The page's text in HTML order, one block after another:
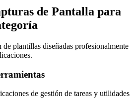
de Pantalla para
plantillas diseñadas profesionalmente
de gestión de tareas y utilidades